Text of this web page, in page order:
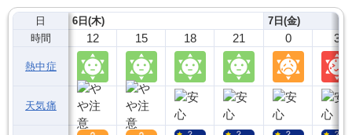
日
時間
熱中症
天気痛
6日(木)
12 15 18 21
7日(金)
0 3